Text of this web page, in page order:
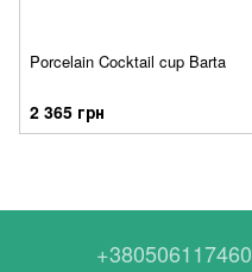
Porcelain Cocktail cup Barta
2 365 грн
+380506117460